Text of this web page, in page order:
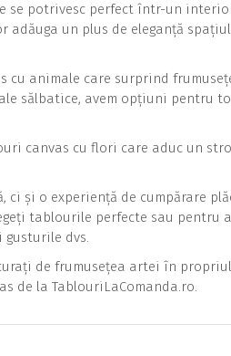
se potrivesc perfect într-un
adăuga un plus de eleganță
cu animale care surprind
sălbatice, avem opțiuni pentru
canvas cu flori care aduc un
ci și o experiență de cumpărare
tablourile perfecte sau pentru
dvs.
de frumusețea artei în
de la TablouriLaComanda.ro.